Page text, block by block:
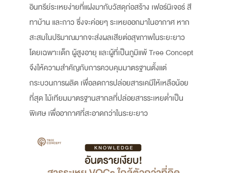
อินทรีย์ระเหยง่ายที่แฝงมากับวัสดุก่อสร้าง เฟอร์นิเจอร์ สี
ทาบ้าน และกาว ซึ่งจะค่อยๆ ระเหยออกมาในอากาศ หาก
สะสมในปริมาณมากจะส่งผลเสียต่อสุขภาพในระยะยาว
โดยเฉพาะเด็ก ผู้สูงอายุ และผู้ที่เป็นภูมิแพ้ Tree Concept
จึงให้ความสำคัญกับการควบคุมมาตรฐานตั้งแต่
กระบวนการผลิต เพื่อลดการปล่อยสารเคมีให้เหลือน้อย
ที่สุด ไม้เทียมมาตรฐานสากลที่ปล่อยสารระเหยต่ำเป็น
พิเศษ เพื่ออากาศที่สะอาดกว่าในระยะยาว